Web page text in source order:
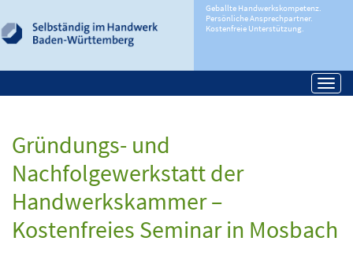
Geballte Handwerkskompetenz.
Persönliche Ansprechpartner.
Kostenfreie Unterstützung.
Gründungs- und
Nachfolgewerkstatt der
Handwerkskammer –
Kostenfreies Seminar in Mosbach